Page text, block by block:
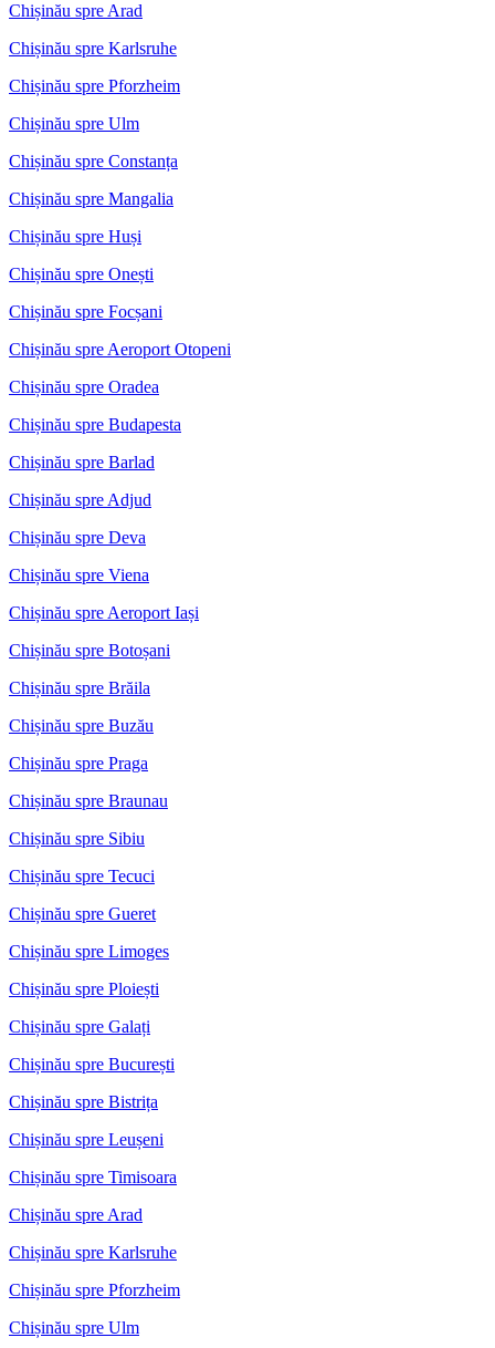
Chișinău spre Arad
Chișinău spre Karlsruhe
Chișinău spre Pforzheim
Chișinău spre Ulm
Chișinău spre Constanța
Chișinău spre Mangalia
Chișinău spre Huși
Chișinău spre Onești
Chișinău spre Focșani
Chișinău spre Aeroport Otopeni
Chișinău spre Oradea
Chișinău spre Budapesta
Chișinău spre Barlad
Chișinău spre Adjud
Chișinău spre Deva
Chișinău spre Viena
Chișinău spre Aeroport Iași
Chișinău spre Botoșani
Chișinău spre Brăila
Chișinău spre Buzău
Chișinău spre Praga
Chișinău spre Braunau
Chișinău spre Sibiu
Chișinău spre Tecuci
Chișinău spre Gueret
Chișinău spre Limoges
Chișinău spre Ploiești
Chișinău spre Galați
Chișinău spre București
Chișinău spre Bistrița
Chișinău spre Leușeni
Chișinău spre Timisoara
Chișinău spre Arad
Chișinău spre Karlsruhe
Chișinău spre Pforzheim
Chișinău spre Ulm